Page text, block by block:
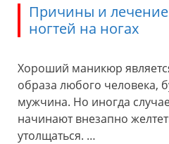
Причины и
ногтей на ногах
Хороший маникюр
образа любого человека,
мужчина. Но иногда
начинают внезапно
утолщаться. …